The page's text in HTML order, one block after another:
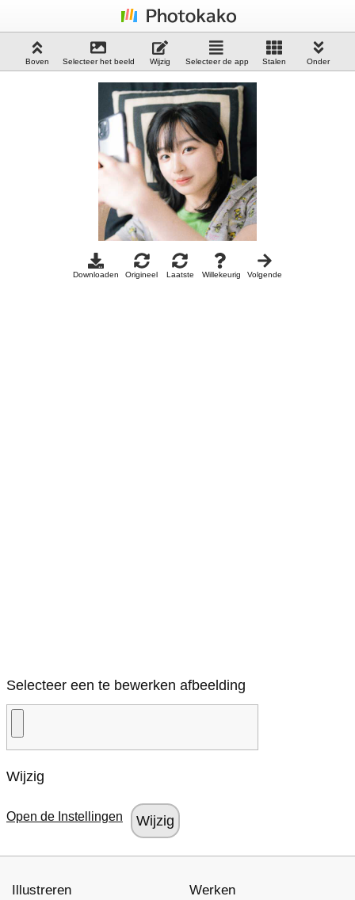
Boven Selecteer het beeld Wijzig Selecteer de app Stalen Onder
Downloaden Origineel Laatste Willekeurig Volgende
Selecteer een te bewerken afbeelding
Wijzig
Open de Instellingen
Illustreren Werken